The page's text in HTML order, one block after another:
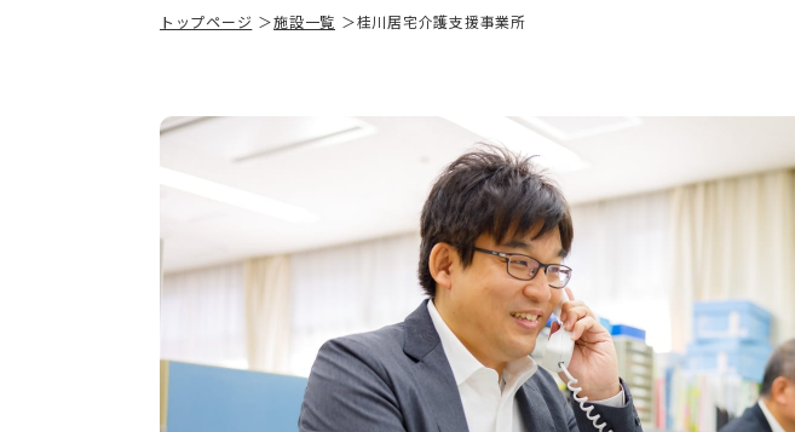
トップページ 施設一覧 桂川居宅介護支援事業所